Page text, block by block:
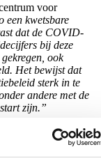
voor
een kwetsbare
dat de COVID-
bij deze
ook
Het bewijst dat
sterk in te
andere met de
zijn.”
belangrijke bron
in
is